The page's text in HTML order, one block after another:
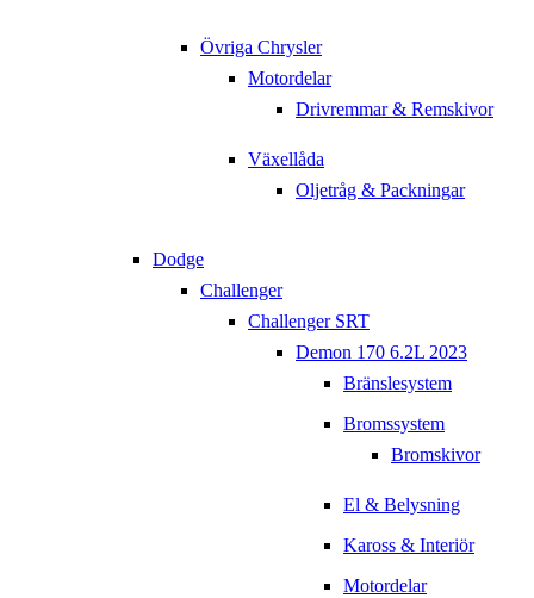
Övriga Chrysler
Motordelar
Drivremmar & Remskivor
Växellåda
Oljetråg & Packningar
Dodge
Challenger
Challenger SRT
Demon 170 6.2L 2023
Bränslesystem
Bromssystem
Bromskivor
El & Belysning
Kaross & Interiör
Motordelar